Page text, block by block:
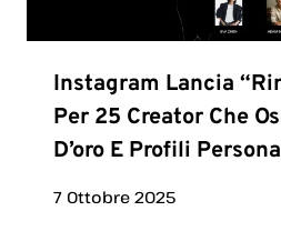
Instagram Lancia
Per 25 Creator Che
D’oro E Profili
7 Ottobre 2025